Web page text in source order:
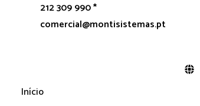
212 309 990 *
comercial@montisistemas.pt
Início